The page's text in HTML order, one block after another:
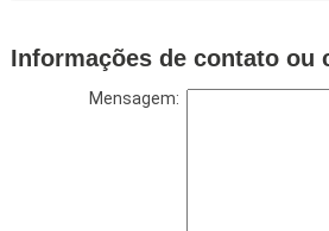
Informações de contato ou
Mensagem: